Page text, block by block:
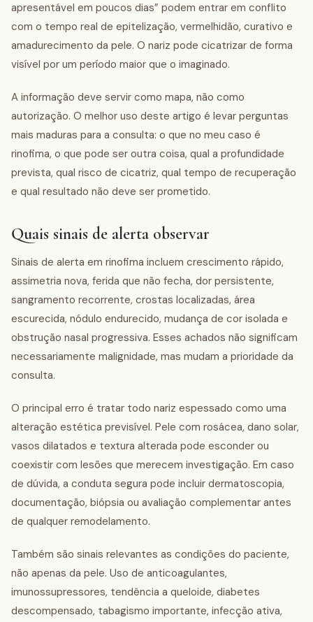
apresentável em poucos dias” podem entrar em conflito
com o tempo real de epitelização, vermelhidão, curativo e
amadurecimento da pele. O nariz pode cicatrizar de forma
visível por um período maior que o imaginado.
A informação deve servir como mapa, não como
autorização. O melhor uso deste artigo é levar perguntas
mais maduras para a consulta: o que no meu caso é
rinofima, o que pode ser outra coisa, qual a profundidade
prevista, qual risco de cicatriz, qual tempo de recuperação
e qual resultado não deve ser prometido.
Quais sinais de alerta observar
Sinais de alerta em rinofima incluem crescimento rápido,
assimetria nova, ferida que não fecha, dor persistente,
sangramento recorrente, crostas localizadas, área
escurecida, nódulo endurecido, mudança de cor isolada e
obstrução nasal progressiva. Esses achados não significam
necessariamente malignidade, mas mudam a prioridade da
consulta.
O principal erro é tratar todo nariz espessado como uma
alteração estética previsível. Pele com rosácea, dano solar,
vasos dilatados e textura alterada pode esconder ou
coexistir com lesões que merecem investigação. Em caso
de dúvida, a conduta segura pode incluir dermatoscopia,
documentação, biópsia ou avaliação complementar antes
de qualquer remodelamento.
Também são sinais relevantes as condições do paciente,
não apenas da pele. Uso de anticoagulantes,
imunossupressores, tendência a queloide, diabetes
descompensado, tabagismo importante, infecção ativa,